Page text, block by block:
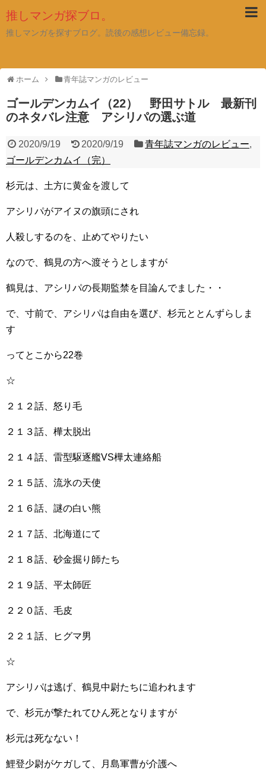
推しマンガ探ブロ。
推しマンガを探すブログ。読後の感想レビュー備忘録。
ホーム 青年誌マンガのレビュー
ゴールデンカムイ（22） 野田サトル 最新刊
のネタバレ注意 アシリパの選ぶ道
2020/9/19 2020/9/19 青年誌マンガのレビュー,
ゴールデンカムイ（完）
杉元は、土方に黄金を渡して
アシリパがアイヌの旗頭にされ
人殺しするのを、止めてやりたい
なので、鶴見の方へ渡そうとしますが
鶴見は、アシリパの長期監禁を目論んでました・・
で、寸前で、アシリパは自由を選び、杉元ととんずらしま
す
ってとこから22巻
☆
２１２話、怒り毛
２１３話、樺太脱出
２１４話、雷型駆逐艦VS樺太連絡船
２１５話、流氷の天使
２１６話、謎の白い熊
２１７話、北海道にて
２１８話、砂金掘り師たち
２１９話、平太師匠
２２０話、毛皮
２２１話、ヒグマ男
☆
アシリパは逃げ、鶴見中尉たちに追われます
で、杉元が撃たれてひん死となりますが
杉元は死なない！
鯉登少尉がケガして、月島軍曹が介護へ